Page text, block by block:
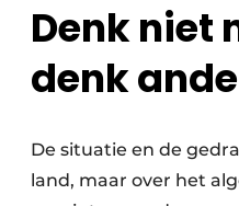
Denk niet
denk
De situatie en de
land, maar over het